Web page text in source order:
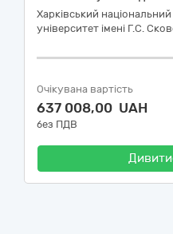
Харківський національний
університет імені Г.С.
Очікувана вартість
637 008,00 UAH
без ПДВ